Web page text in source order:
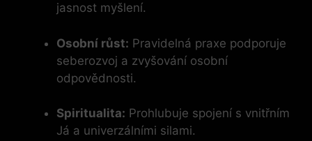
jasnost myšlení.
Osobní růst: Pravidelná praxe podporuje
seberozvoj a zvyšování osobní
odpovědnosti.
Spiritualita: Prohlubuje spojení s vnitřním
Já a univerzálními silami.